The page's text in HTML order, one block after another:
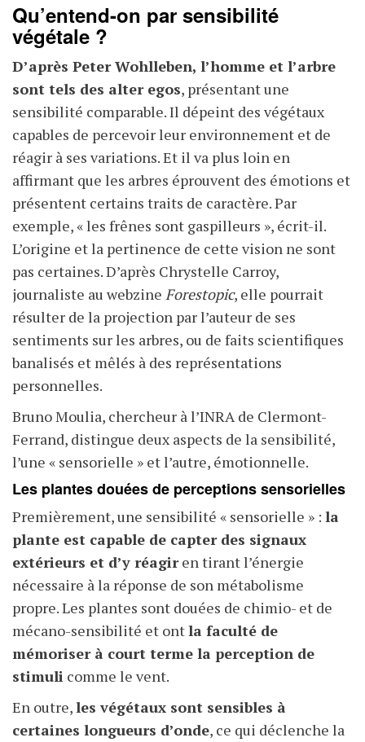
Qu’entend-on par sensibilité
végétale ?
D’après Peter Wohlleben, l’homme et l’arbre
sont tels des alter egos, présentant une
sensibilité comparable. Il dépeint des végétaux
capables de percevoir leur environnement et de
réagir à ses variations. Et il va plus loin en
affirmant que les arbres éprouvent des émotions et
présentent certains traits de caractère. Par
exemple, « les frênes sont gaspilleurs », écrit-il.
L’origine et la pertinence de cette vision ne sont
pas certaines. D’après Chrystelle Carroy,
journaliste au webzine Forestopic, elle pourrait
résulter de la projection par l’auteur de ses
sentiments sur les arbres, ou de faits scientifiques
banalisés et mêlés à des représentations
personnelles.
Bruno Moulia, chercheur à l’INRA de Clermont-
Ferrand, distingue deux aspects de la sensibilité,
l’une « sensorielle » et l’autre, émotionnelle.
Les plantes douées de perceptions sensorielles
Premièrement, une sensibilité « sensorielle » : la
plante est capable de capter des signaux
extérieurs et d’y réagiren tirant l’énergie
nécessaire à la réponse de son métabolisme
propre. Les plantes sont douées de chimio- et de
mécano-sensibilité et ontla faculté de
mémoriser à court terme la perception de
stimuli comme le vent.
En outre,les végétaux sont sensibles à
certaines longueurs d’onde, ce qui déclenche la